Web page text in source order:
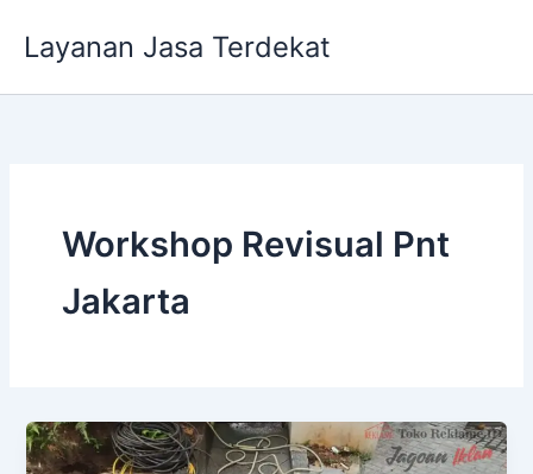
Layanan Jasa Terdekat
Workshop Revisual Pnt
Jakarta